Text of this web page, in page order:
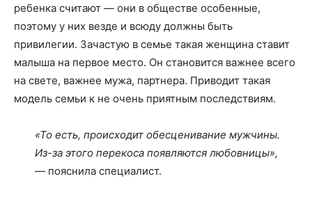
ребенка считают — они в обществе особенные,
поэтому у них везде и всюду должны быть
привилегии. Зачастую в семье такая женщина ставит
малыша на первое место. Он становится важнее всего
на свете, важнее мужа, партнера. Приводит такая
модель семьи к не очень приятным последствиям.
«То есть, происходит обесценивание мужчины.
Из-за этого перекоса появляются любовницы»,
— пояснила специалист.